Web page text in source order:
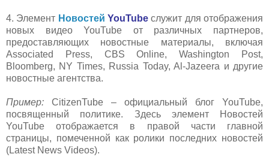
4. Элемент Новостей YouTube служит для отображения
новых видео YouTube от различных партнеров,
предоставляющих новостные материалы, включая
Associated Press, CBS Online, Washington Post,
Bloomberg, NY Times, Russia Today, Al-Jazeera и другие
новостные агентства.
Пример: CitizenTube – официальный блог YouTube,
посвященный политике. Здесь элемент Новостей
YouTube отображается в правой части главной
страницы, помеченной как ролики последних новостей
(Latest News Videos).